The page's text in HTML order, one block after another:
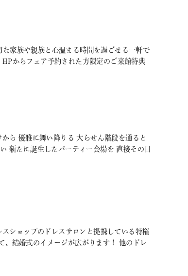
家族や親族と心温まる時間を過ごせる一軒で
からフェア予約された方限定のご来館特典
ら 優雅に舞い降りる 大らせん階段を通ると
新たに誕生したパーティー会場を 直接その目
ショップのドレスサロンと提携している特権
、結婚式のイメージが広がります！ 他のドレ